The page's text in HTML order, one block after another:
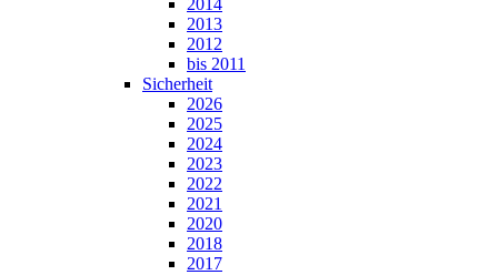
2014
2013
2012
bis 2011
Sicherheit
2026
2025
2024
2023
2022
2021
2020
2018
2017